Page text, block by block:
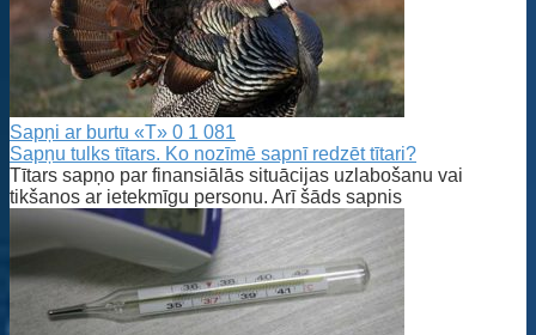
Sapņi ar burtu «T» 0 1 081
Sapņu tulks tītars. Ko nozīmē sapnī redzēt tītari?
Tītars sapņo par finansiālās situācijas uzlabošanu vai
tikšanos ar ietekmīgu personu. Arī šāds sapnis